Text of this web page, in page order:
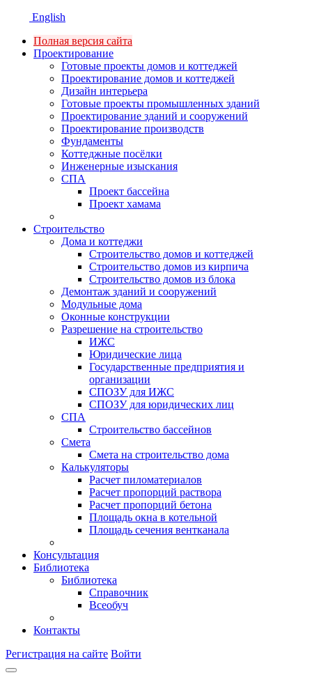
English
Полная версия сайта
Проектирование
Готовые проекты домов и коттеджей
Проектирование домов и коттеджей
Дизайн интерьера
Готовые проекты промышленных зданий
Проектирование зданий и сооружений
Проектирование производств
Фундаменты
Коттеджные посёлки
Инженерные изыскания
СПА
Проект бассейна
Проект хамама
Строительство
Дома и коттеджи
Строительство домов и коттеджей
Строительство домов из кирпича
Строительство домов из блока
Демонтаж зданий и сооружений
Модульные дома
Оконные конструкции
Разрешение на строительство
ИЖС
Юридические лица
Государственные предприятия и
организации
СПОЗУ для ИЖС
СПОЗУ для юридических лиц
СПА
Строительство бассейнов
Смета
Смета на строительство дома
Калькуляторы
Расчет пиломатериалов
Расчет пропорций раствора
Расчет пропорций бетона
Площадь окна в котельной
Площадь сечения вентканала
Консультация
Библиотека
Библиотека
Справочник
Всеобуч
Контакты
Регистрация на сайте Войти